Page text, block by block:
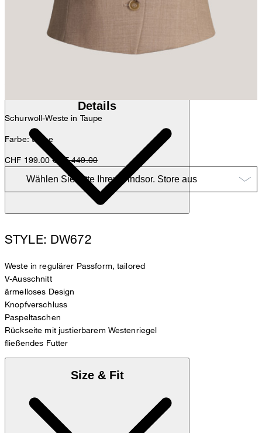
Schurwoll-Weste in Taupe
Farbe: taupe
CHF 199.00 CHF 449.00
Details
STYLE: DW672
Weste in regulärer Passform, tailored
V-Ausschnitt
ärmelloses Design
Knopfverschluss
Paspeltaschen
Rückseite mit justierbarem Westenriegel
fließendes Futter
Size & Fit